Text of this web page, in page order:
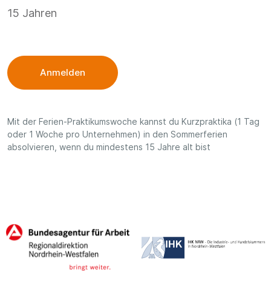
15 Jahren
Anmelden
Mit der Ferien-Praktikumswoche kannst du Kurzpraktika (1 Tag
oder 1 Woche pro Unternehmen) in den Sommerferien
absolvieren, wenn du mindestens 15 Jahre alt bist